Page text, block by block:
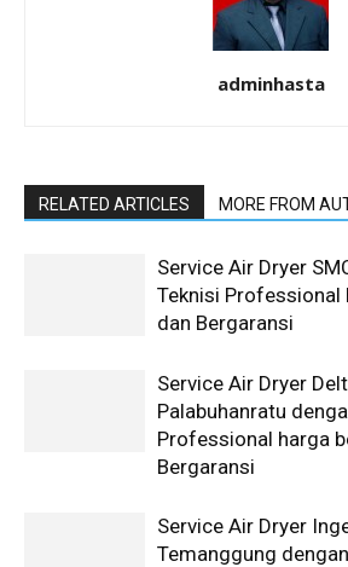
adminhasta
RELATED ARTICLES MORE FROM
Service Air Dryer
Teknisi Professional
dan Bergaransi
Service Air Dryer
Palabuhanratu
Professional harga
Bergaransi
Service Air Dryer
Temanggung